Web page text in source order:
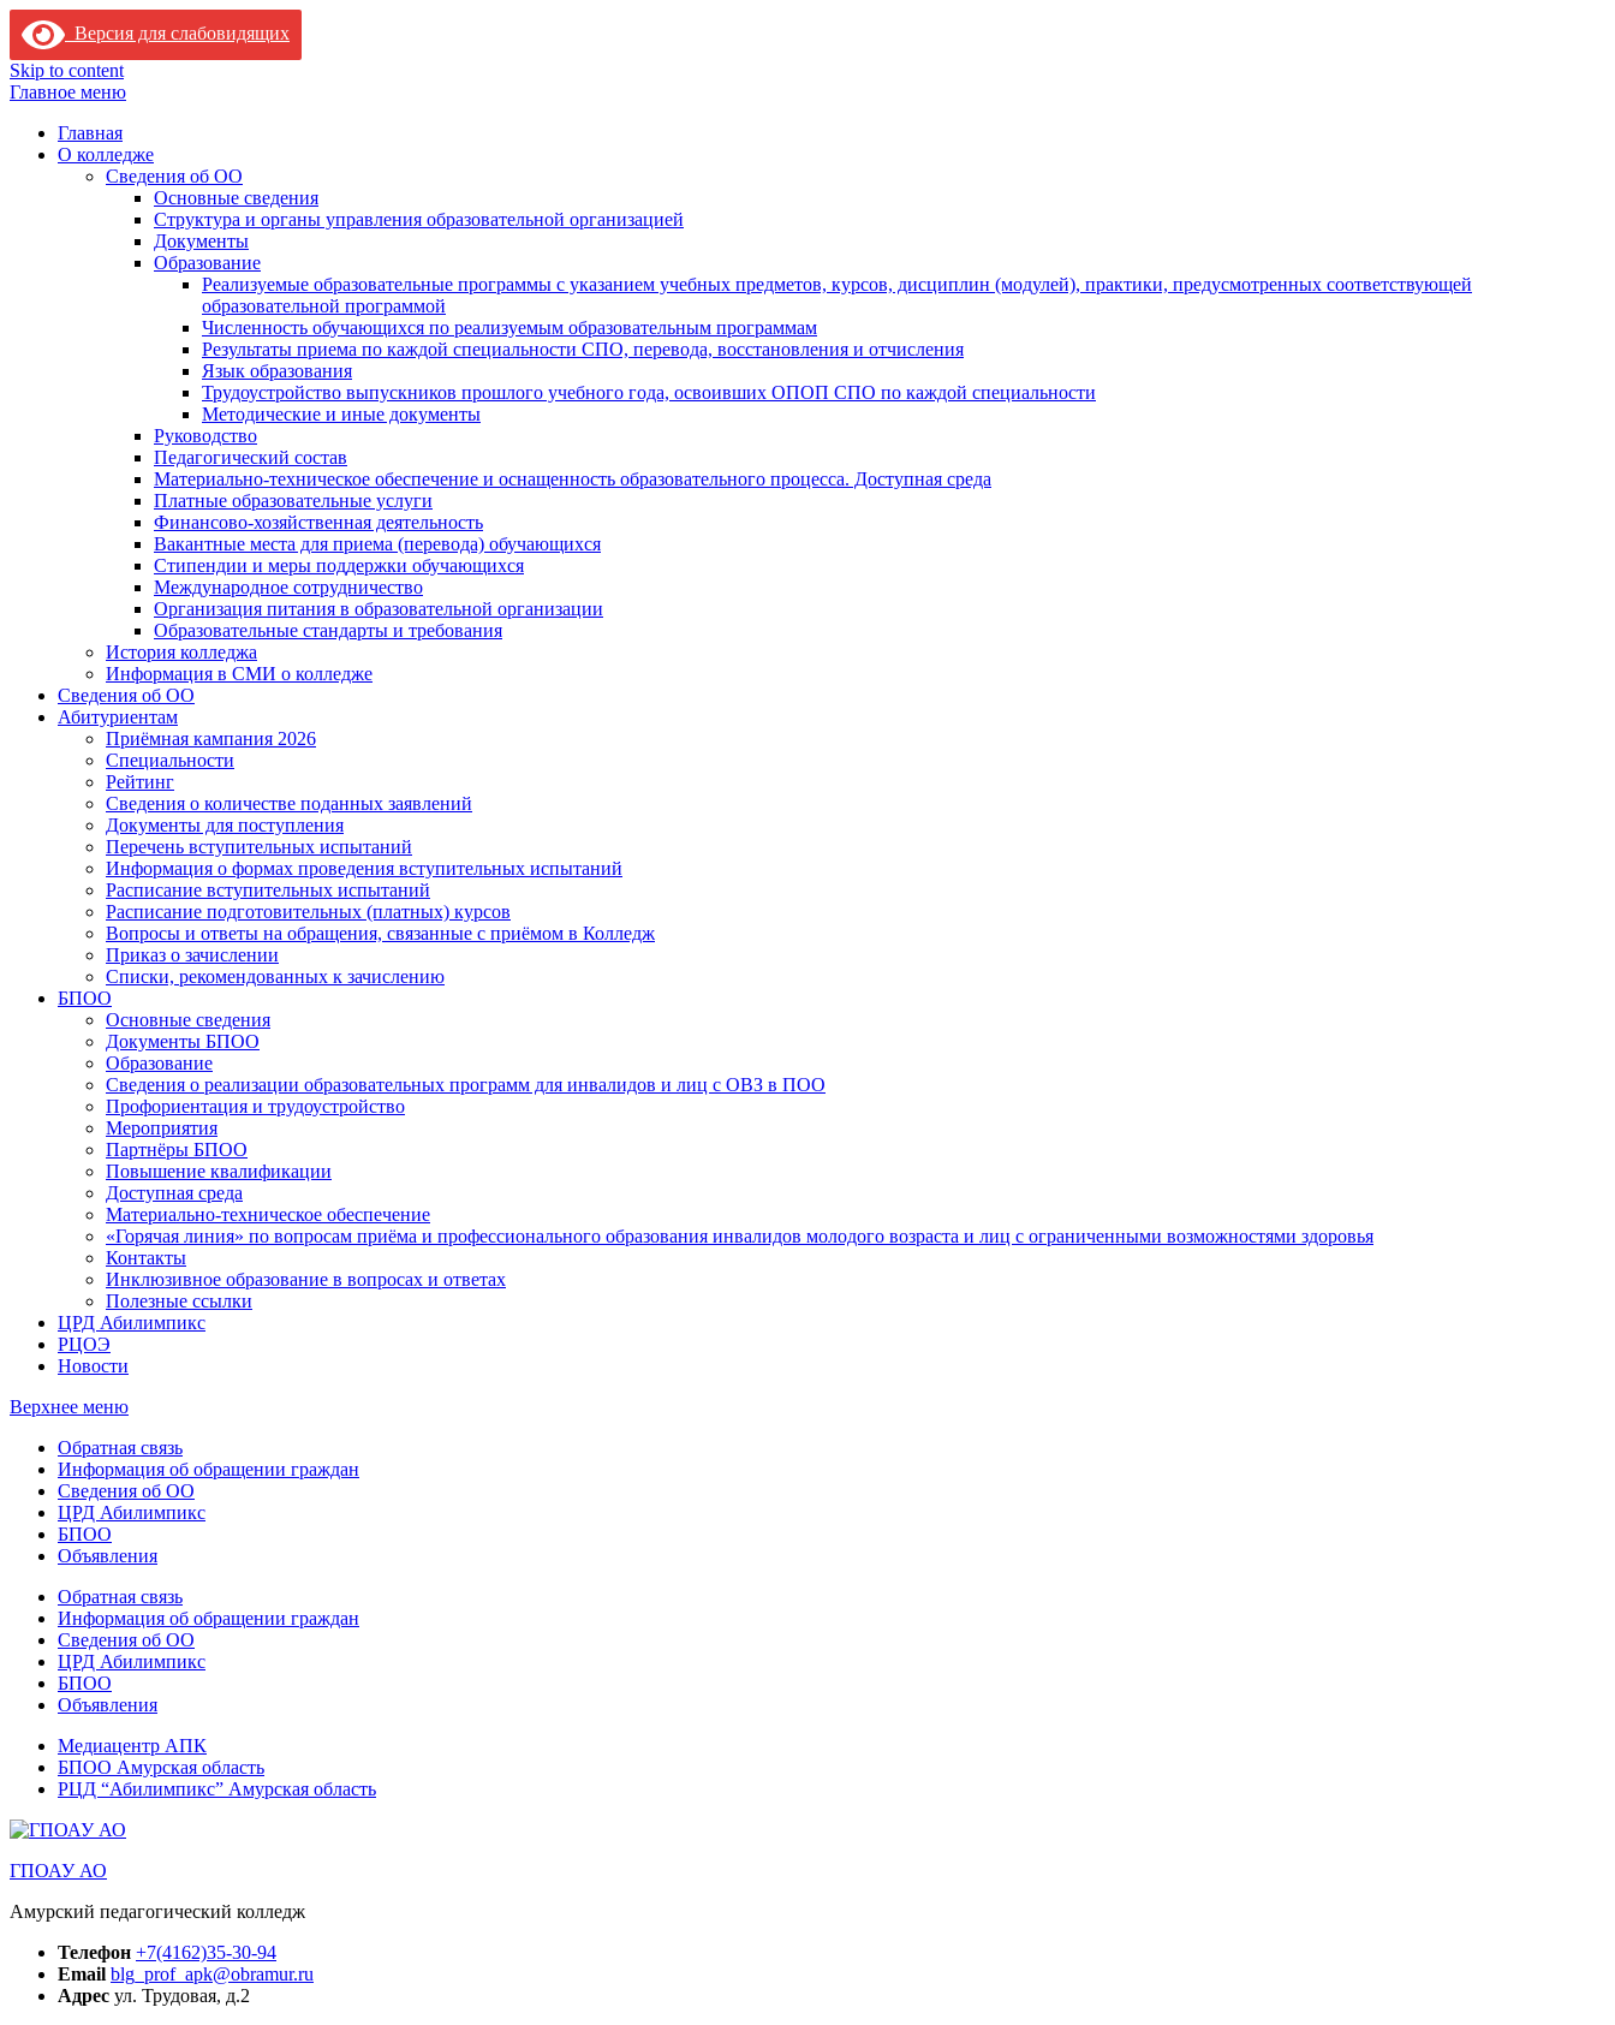
Версия для слабовидящих
Skip to content
Главное меню
Главная
О колледже
Сведения об ОО
Основные сведения
Структура и органы управления образовательной организацией
Документы
Образование
Реализуемые образовательные программы с указанием учебных предметов, курсов, дисциплин (модулей), практики, предусмотренных соответствующей
образовательной программой
Численность обучающихся по реализуемым образовательным программам
Результаты приема по каждой специальности СПО, перевода, восстановления и отчисления
Язык образования
Трудоустройство выпускников прошлого учебного года, освоивших ОПОП СПО по каждой специальности
Методические и иные документы
Руководство
Педагогический состав
Материально-техническое обеспечение и оснащенность образовательного процесса. Доступная среда
Платные образовательные услуги
Финансово-хозяйственная деятельность
Вакантные места для приема (перевода) обучающихся
Стипендии и меры поддержки обучающихся
Международное сотрудничество
Организация питания в образовательной организации
Образовательные стандарты и требования
История колледжа
Информация в СМИ о колледже
Сведения об ОО
Абитуриентам
Приёмная кампания 2026
Специальности
Рейтинг
Сведения о количестве поданных заявлений
Документы для поступления
Перечень вступительных испытаний
Информация о формах проведения вступительных испытаний
Расписание вступительных испытаний
Расписание подготовительных (платных) курсов
Вопросы и ответы на обращения, связанные с приёмом в Колледж
Приказ о зачислении
Списки, рекомендованных к зачислению
БПОО
Основные сведения
Документы БПОО
Образование
Сведения о реализации образовательных программ для инвалидов и лиц с ОВЗ в ПОО
Профориентация и трудоустройство
Мероприятия
Партнёры БПОО
Повышение квалификации
Доступная среда
Материально-техническое обеспечение
«Горячая линия» по вопросам приёма и профессионального образования инвалидов молодого возраста и лиц с ограниченными возможностями здоровья
Контакты
Инклюзивное образование в вопросах и ответах
Полезные ссылки
ЦРД Абилимпикс
РЦОЭ
Новости
Верхнее меню
Обратная связь
Информация об обращении граждан
Сведения об ОО
ЦРД Абилимпикс
БПОО
Объявления
Обратная связь
Информация об обращении граждан
Сведения об ОО
ЦРД Абилимпикс
БПОО
Объявления
Медиацентр АПК
БПОО Амурская область
РЦД “Абилимпикс” Амурская область
ГПОАУ АО
Амурский педагогический колледж
Телефон +7(4162)35-30-94
Email blg_prof_apk@obramur.ru
Адрес ул. Трудовая, д.2